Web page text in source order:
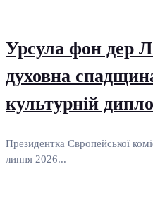
Урсула фон дер
духовна
культурній
Президентка Європейської
липня 2026...